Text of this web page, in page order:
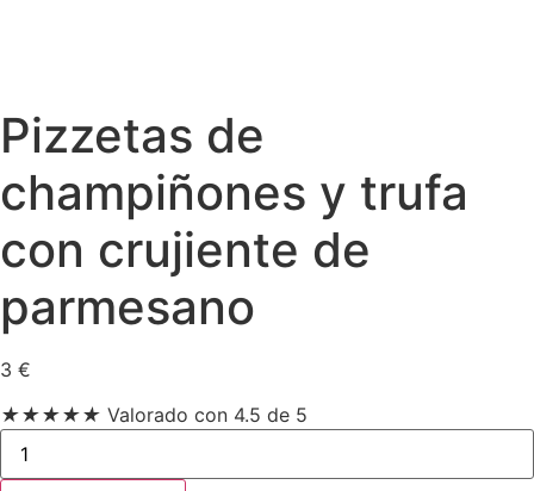
Pizzetas de
champiñones y trufa
con crujiente de
parmesano
3 €
★★★★★ Valorado con 4.5 de 5
Pizzetas
champiñones